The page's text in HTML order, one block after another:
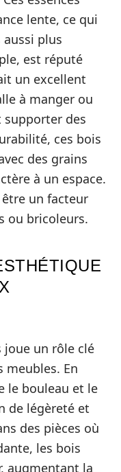
lente, ce qui
plus
est réputé
un excellent
à manger ou
des
ces bois
des grains
à un espace.
un facteur
ou bricoleurs.
joue un rôle clé
meubles. En
le bouleau et le
de légèreté et
des pièces où
les bois
augmentant la